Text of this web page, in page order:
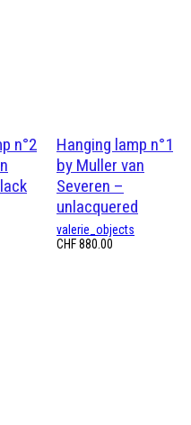
n°2
Hanging lamp n°1
by Muller van
Severen –
unlacquered
valerie_objects
CHF880.00